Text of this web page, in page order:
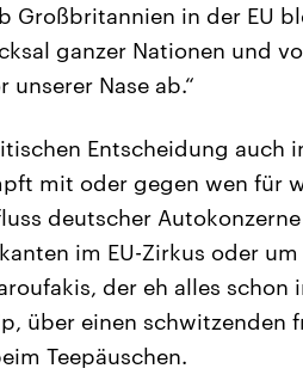
Großbritannien in der EU
ganzer Nationen und
Nase ab.“
Entscheidung auch
mit oder gegen wen für
deutscher
im EU-Zirkus oder
der eh alles schon
über einen schwitzenden
Teepäuschen.